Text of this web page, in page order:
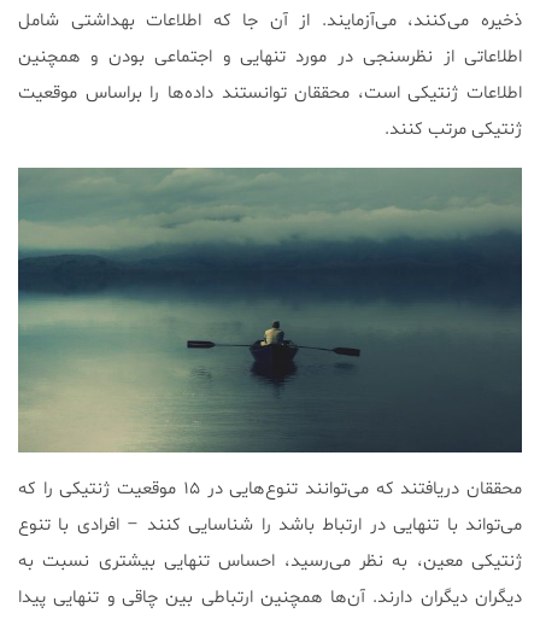
ذخیره می‌کنند، می‌آزمایند. از آن جا که اطلاعات بهداشتی شامل
اطلاعاتی از نظرسنجی در مورد تنهایی و اجتماعی بودن و همچنین
اطلاعات ژنتیکی است، محققان توانستند داده‌ها را براساس موقعیت
ژنتیکی مرتب کنند.
محققان دریافتند که می‌توانند تنوع‌هایی در ۱۵ موقعیت ژنتیکی را که
می‌تواند با تنهایی در ارتباط باشد را شناسایی کنند – افرادی با تنوع
ژنتیکی معین، به نظر می‌رسید، احساس تنها‌یی بیشتری نسبت به
دیگران دیگران دارند. آن‌ها همچنین ارتباطی بین چاقی و تنهایی پیدا